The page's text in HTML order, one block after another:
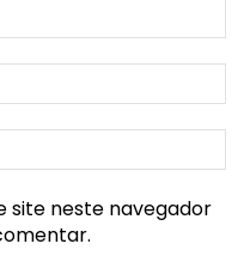
site neste navegador